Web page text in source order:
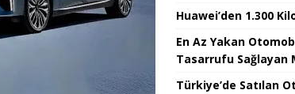
Huawei’den 1.300
En Az Yakan
Tasarrufu Sağlayan
Türkiye’de Satılan